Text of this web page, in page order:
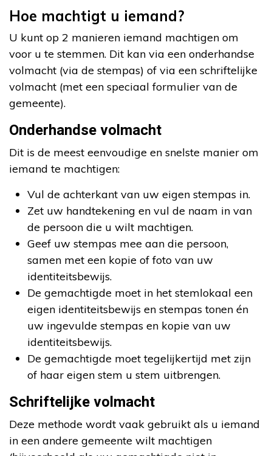
Hoe machtigt u iemand?
U kunt op 2 manieren iemand machtigen om
voor u te stemmen. Dit kan via een onderhandse
volmacht (via de stempas) of via een schriftelijke
volmacht (met een speciaal formulier van de
gemeente).
Onderhandse volmacht
Dit is de meest eenvoudige en snelste manier om
iemand te machtigen:
Vul de achterkant van uw eigen stempas in.
Zet uw handtekening en vul de naam in van
de persoon die u wilt machtigen.
Geef uw stempas mee aan die persoon,
samen met een kopie of foto van uw
identiteitsbewijs.
De gemachtigde moet in het stemlokaal een
eigen identiteitsbewijs en stempas tonen én
uw ingevulde stempas en kopie van uw
identiteitsbewijs.
De gemachtigde moet tegelijkertijd met zijn
of haar eigen stem u stem uitbrengen.
Schriftelijke volmacht
Deze methode wordt vaak gebruikt als u iemand
in een andere gemeente wilt machtigen